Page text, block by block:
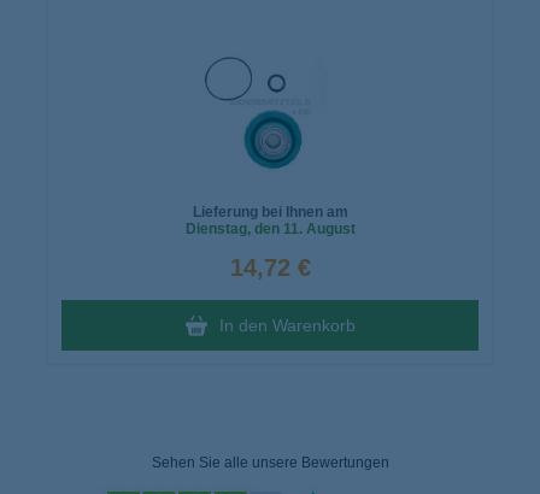
Lieferung bei Ihnen am
Dienstag, den 11. August
14,72 €
In den Warenkorb
Sehen Sie alle unsere Bewertungen